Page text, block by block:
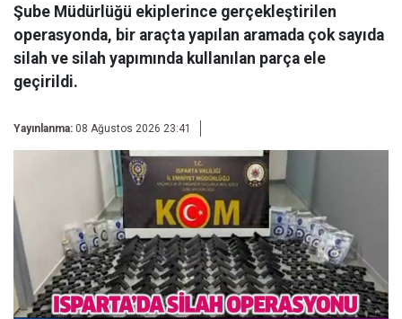
Şube Müdürlüğü ekiplerince gerçekleştirilen
operasyonda, bir araçta yapılan aramada çok sayıda
silah ve silah yapımında kullanılan parça ele
geçirildi.
Yayınlanma: 08 Ağustos 2026 23:41